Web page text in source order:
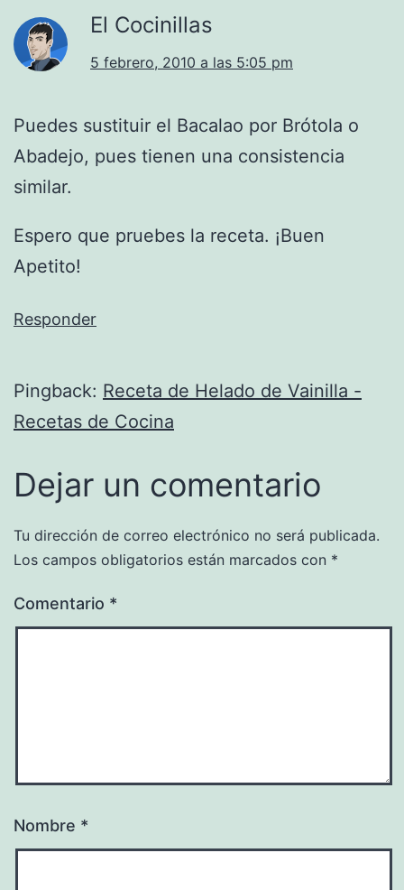
El Cocinillas
5 febrero, 2010 a las 5:05 pm
Puedes sustituir el Bacalao por Brótola o
Abadejo, pues tienen una consistencia
similar.
Espero que pruebes la receta. ¡Buen
Apetito!
Responder
Pingback: Receta de Helado de Vainilla -
Recetas de Cocina
Dejar un comentario
Tu dirección de correo electrónico no será publicada.
Los campos obligatorios están marcados con *
Comentario *
Nombre *